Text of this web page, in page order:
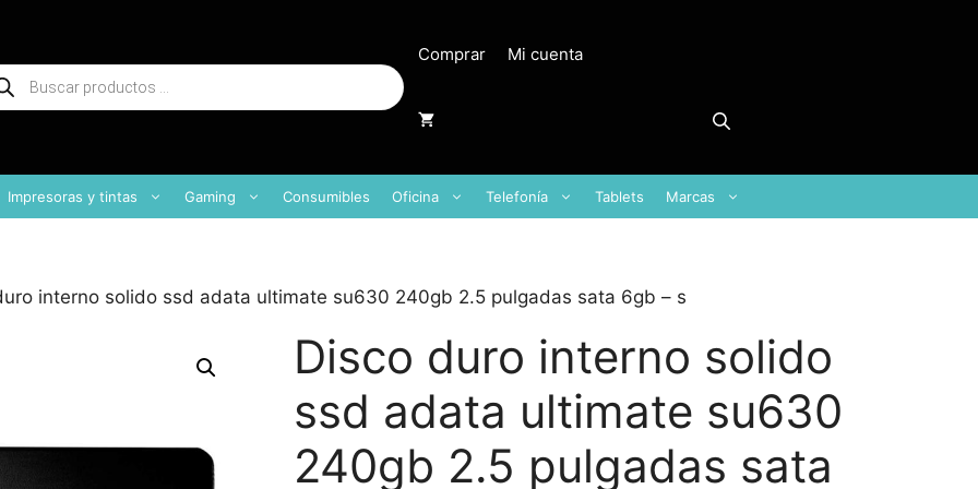
Comprar Mi cuenta
Impresoras y tintas Gaming Consumibles Oficina Telefonía Tablets Marcas
interno solido ssd adata ultimate su630 240gb 2.5 pulgadas sata 6gb – s
Disco duro interno solido
ssd adata ultimate su630
240gb 2.5 pulgadas sata